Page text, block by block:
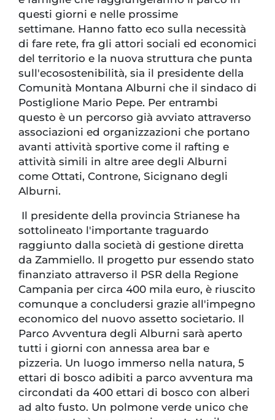
questi giorni e nelle prossime
settimane. Hanno fatto eco sulla necessità
di fare rete, fra gli attori sociali ed economici
del territorio e la nuova struttura che punta
sull'ecosostenibilità, sia il presidente della
Comunità Montana Alburni che il sindaco di
Postiglione Mario Pepe. Per entrambi
questo è un percorso già avviato attraverso
associazioni ed organizzazioni che portano
avanti attività sportive come il rafting e
attività simili in altre aree degli Alburni
come Ottati, Controne, Sicignano degli
Alburni.
Il presidente della provincia Strianese ha
sottolineato l'importante traguardo
raggiunto dalla società di gestione diretta
da Zammiello. Il progetto pur essendo stato
finanziato attraverso il PSR della Regione
Campania per circa 400 mila euro, è riuscito
comunque a concludersi grazie all'impegno
economico del nuovo assetto societario. Il
Parco Avventura degli Alburni sarà aperto
tutti i giorni con annessa area bar e
pizzeria. Un luogo immerso nella natura, 5
ettari di bosco adibiti a parco avventura ma
circondati da 400 ettari di bosco con alberi
ad alto fusto. Un polmone verde unico che